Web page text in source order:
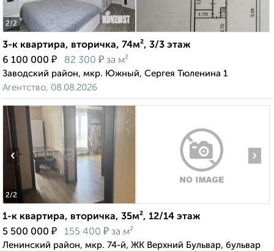
2/2
3-к квартира, вторичка, 74м², 3/3 этаж
6 100 000 ₽ 82 300 ₽ за м²
Заводский район, мкр. Южный, Сергея Тюленина 1
Агентство, 08.08.2026
2/2
‹ ›
1-к квартира, вторичка, 35м², 12/14 этаж
5 500 000 ₽ 155 400 ₽ за м²
Ленинский район, мкр. 74-й, ЖК Верхний Бульвар, бульвар